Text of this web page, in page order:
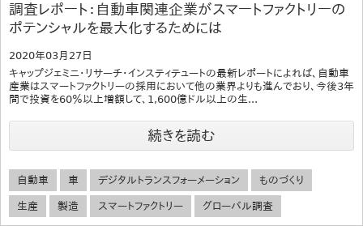
調査レポート：自動車関連企業がスマートファクトリーの
ポテンシャルを最大化するためには
2020年03月27日
キャップジェミニ・リサーチ・インスティテュートの最新レポートによれば、自動車
産業はスマートファクトリーの採用において他の業界よりも進んでおり、今後3年
間で投資を60％以上増額して、1,600億ドル以上の生...
続きを読む
自動車 車 デジタルトランスフォーメーション ものづくり
生産 製造 スマートファクトリー グローバル調査